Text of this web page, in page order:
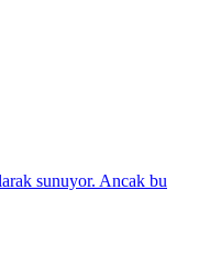
sunuyor. Ancak bu